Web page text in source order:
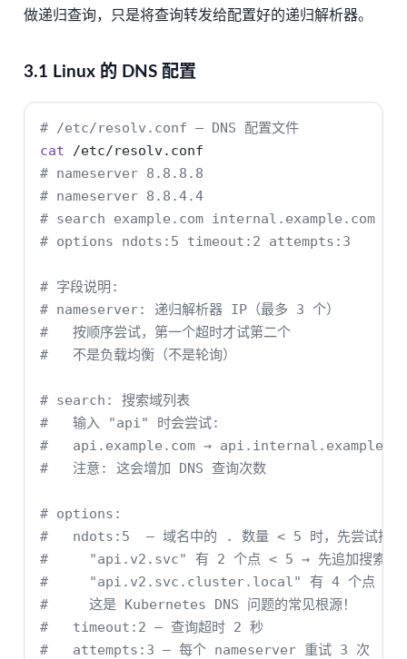
做递归查询，只是将查询转发给配置好的递归解析器。
3.1 Linux 的 DNS 配置
# /etc/resolv.conf — DNS 配置文件
cat /etc/resolv.conf
# nameserver 8.8.8.8
# nameserver 8.8.4.4
# search example.com internal.example.com
# options ndots:5 timeout:2 attempts:3
# 字段说明:
# nameserver: 递归解析器 IP（最多 3 个）
#   按顺序尝试，第一个超时才试第二个
#   不是负载均衡（不是轮询）
# search: 搜索域列表
#   输入 "api" 时会尝试:
#   api.example.com →
#   注意: 这会增加 DNS 查询次数
# options:
#   ndots:5  — 域名中的 . 数量 < 5 时，先尝试搜索
#     "api.v2.svc" 有 2 个点 < 5 → 先追加搜索域
#     "api.v2.svc.cluster.local" 有 4 个点 < 5 →
#     这是 Kubernetes DNS 问题的常见根源！
#   timeout:2 — 查询超时 2 秒
#   attempts:3 — 每个 nameserver 重试 3 次